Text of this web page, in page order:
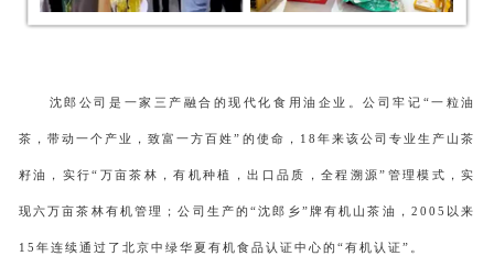
沈郎公司是一家三产融合的现代化食用油企业。公司牢记 “一粒油
茶，带动一个产业，致富一方百姓”的使命，18年来该公司专业生产山茶
籽油，实行“万亩茶林，有机种植，出口品质，全程溯源”管理模式，实
现六万亩茶林有机管理；公司生产的“沈郎乡”牌有机山茶油，2005以来
15年连续通过了北京中绿华夏有机食品认证中心的“有机认证”。